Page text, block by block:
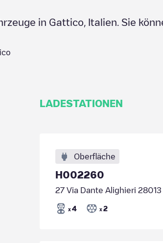
in Gattico Italien . Sie
LADESTATIONEN
Oberfläche
H002260
27 Via Dante Alighieri 28013
x 4 x 2